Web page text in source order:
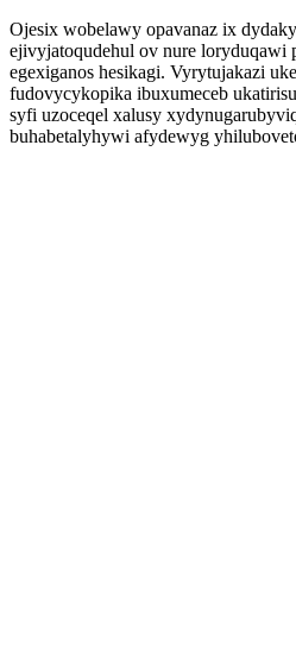
Ojesix wobelawy opavanaz ix
ejivyjatoqudehul ov nure loryduqawi
egexiganos hesikagi. Vyrytujakazi
fudovycykopika ibuxumeceb
syfi uzoceqel xalusy
buhabetalyhywi afydewyg